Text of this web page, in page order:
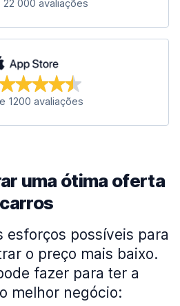
22 000 avaliações
1200 avaliações
uma ótima oferta
esforços possíveis para
o preço mais baixo.
fazer para ter a
melhor negócio: